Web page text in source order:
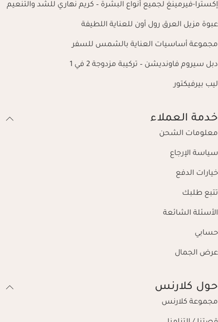
إكسترا-فيرمينغ لجميع أنواع البشرة – كريم نهاري للشد والتنعيم
عبوة مزيل العرق رول أون للعناية اللطيفة
مجموعة أساسيات العناية بالشمس للسفر
دبل سيروم فاونديشن – تركيبة مزدوجة 2 في 1
ليب بيرفيكتور
خدمة العملاء
معلومات الشحن
سياسة الإرجاع
خيارات الدفع
تتبع طلبك
الأسئلة الشائعة
حسابي
عرض الجمال
حول كلارنس
مجموعة كلارنس